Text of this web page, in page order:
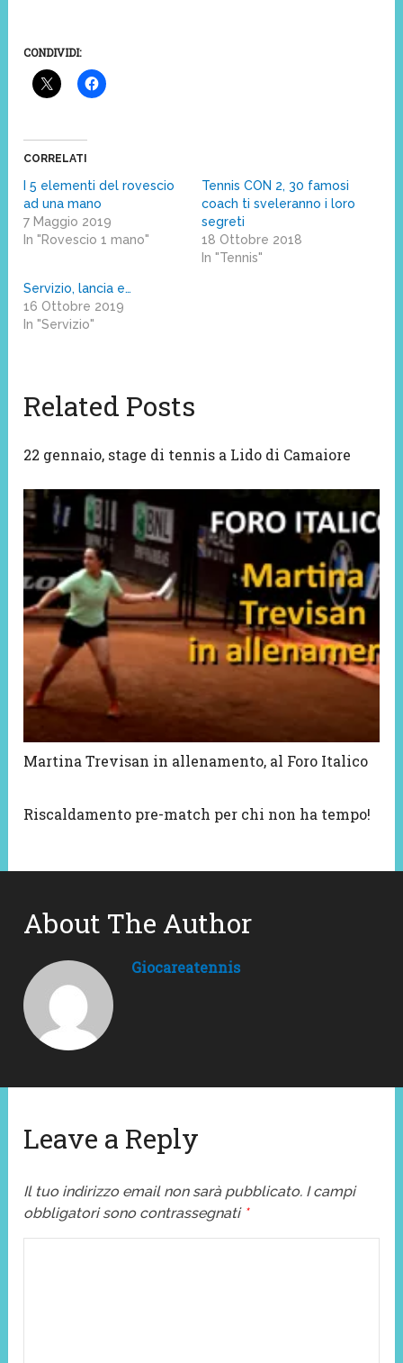
CONDIVIDI:
CORRELATI
I 5 elementi del rovescio
ad una mano
7 Maggio 2019
In "Rovescio 1 mano"
Tennis CON 2, 30 famosi
coach ti sveleranno i loro
segreti
18 Ottobre 2018
In "Tennis"
Servizio, lancia e…
16 Ottobre 2019
In "Servizio"
Related Posts
22 gennaio, stage di tennis a Lido di Camaiore
Martina Trevisan in allenamento, al Foro Italico
Riscaldamento pre-match per chi non ha tempo!
About The Author
Giocareatennis
Leave a Reply
Il tuo indirizzo email non sarà pubblicato. I campi
obbligatori sono contrassegnati *